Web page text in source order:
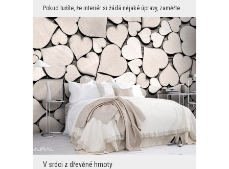
V srdci z dřevěné hmoty